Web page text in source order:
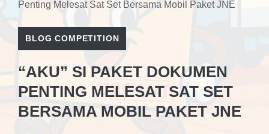
Penting Melesat Sat Set Bersama Mobil Paket JNE
BLOG COMPETITION
“AKU” SI PAKET DOKUMEN
PENTING MELESAT SAT SET
BERSAMA MOBIL PAKET JNE